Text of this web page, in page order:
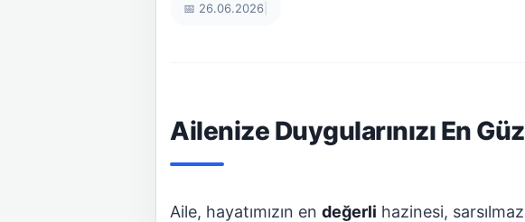
📅 26.06.2026
Ailenize Duygularınızı En
Aile, hayatımızın en değerli hazinesi,